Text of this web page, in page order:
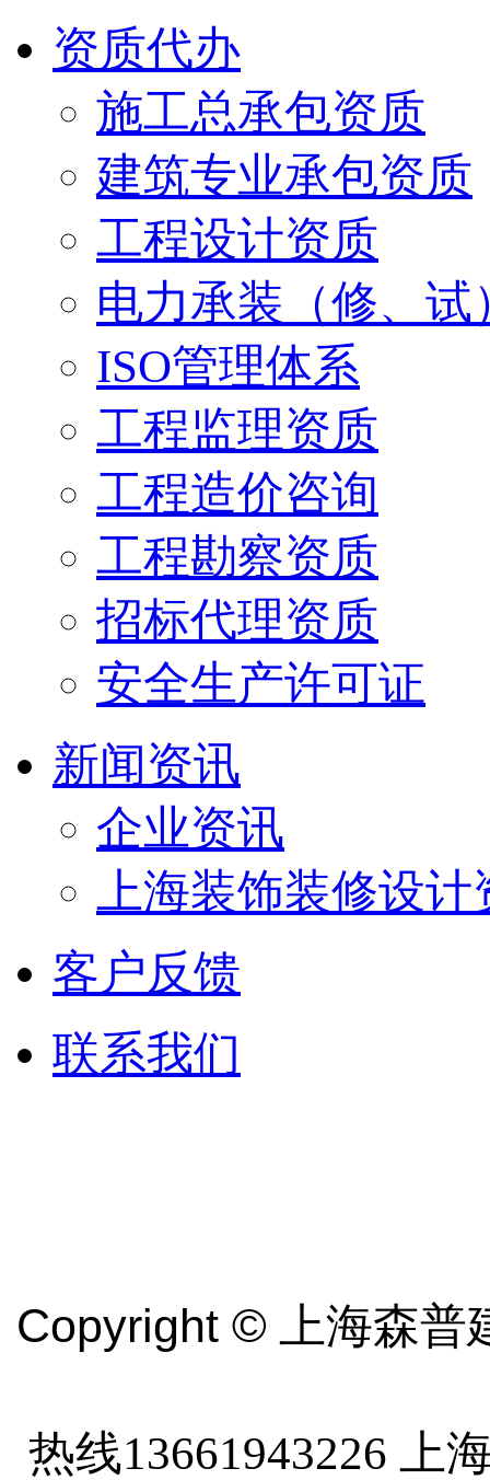
资质代办
施工总承包资质
建筑专业承包资质
工程设计资质
电力承装（修、试
ISO管理体系
工程监理资质
工程造价咨询
工程勘察资质
招标代理资质
安全生产许可证
新闻资讯
企业资讯
上海装饰装修设
客户反馈
联系我们
Copyright © 上海森
热线13661943226 上